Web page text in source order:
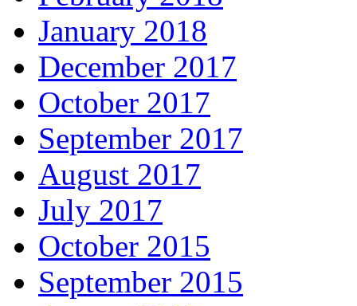
January 2018
December 2017
October 2017
September 2017
August 2017
July 2017
October 2015
September 2015